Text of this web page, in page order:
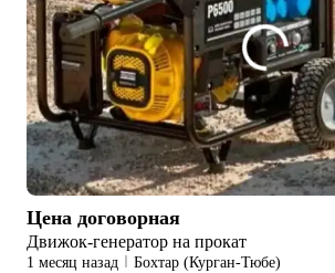
Цена договорная
Движок-генератор на прокат
1 месяц назад Бохтар (Курган-Тюбе)